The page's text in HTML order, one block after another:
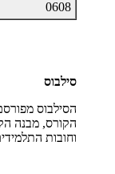
0608
סילבוס
הסילבוס
הקורס, מבנה
וחובות